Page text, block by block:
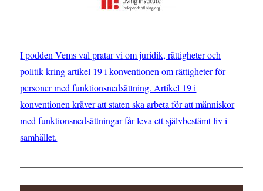
I podden Vems val pratar vi om juridik, rättigheter och
politik kring artikel 19 i konventionen om rättigheter för
personer med funktionsnedsättning. Artikel 19 i
konventionen kräver att staten ska arbeta för att människor
med funktionsnedsättningar får leva ett självbestämt liv i
samhället.